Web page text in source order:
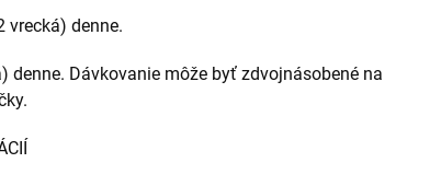
vrecká) denne.
denne. Dávkovanie môže byť zdvojnásobené na